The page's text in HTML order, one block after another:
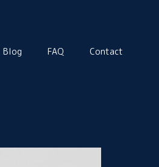
Blog FAQ Contact